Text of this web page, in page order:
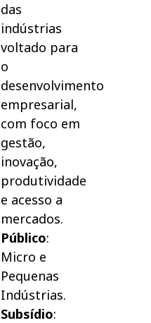
das
indústrias
voltado para
o
desenvolvimento
empresarial,
com foco em
gestão,
inovação,
produtividade
e acesso a
mercados.
Público:
Micro e
Pequenas
Indústrias.
Subsídio: